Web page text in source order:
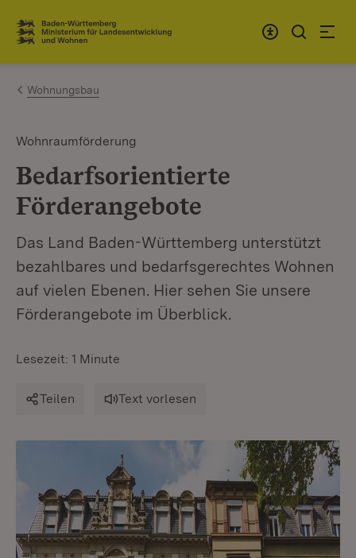
Zum Inhalt springen
Link zur Startseite
Wohnungsbau
Wohnraumförderung
Bedarfsorientierte
Förderangebote
Das Land Baden-Württemberg unterstützt
bezahlbares und bedarfsgerechtes Wohnen
auf vielen Ebenen. Hier sehen Sie unsere
Förderangebote im Überblick.
Lesezeit: 1 Minute
Teilen Text vorlesen